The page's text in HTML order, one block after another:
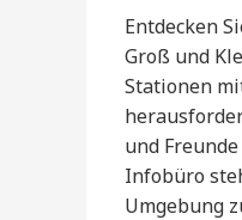
Entdecken
Groß und
Stationen
und
Infobüro
Umgebung